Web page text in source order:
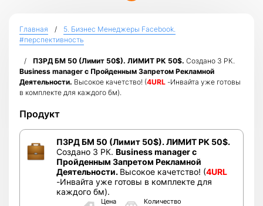
Главная
5. Бизнес Менеджеры Facebook.
#перспективность
ПЗРД БМ 50 (Лимит 50$). ЛИМИТ РК 50$. Создано 3 РК.
Business manager с Пройденным Запретом Рекламной
Деятельности. Высокое качетство! (4URL -Инвайта уже готовы
в комплекте для каждого бм).
Продукт
ПЗРД БМ 50 (Лимит 50$). ЛИМИТ РК 50$.
Создано 3 РК. Business manager с
Пройденным Запретом Рекламной
Деятельности. Высокое качетство! (4URL
-Инвайта уже готовы в комплекте для
каждого бм).
Цена Количество